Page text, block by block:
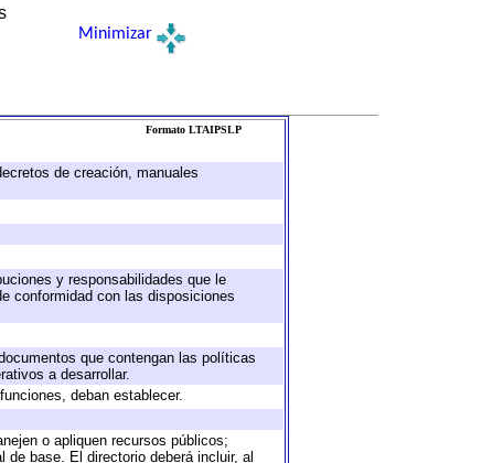
Minimizar
Formato LTAIPSLP
de creación, manuales
y responsabilidades que le
conformidad con las disposiciones
que contengan las políticas
a desarrollar.
deban establecer.
o apliquen recursos públicos;
base. El directorio deberá incluir, al